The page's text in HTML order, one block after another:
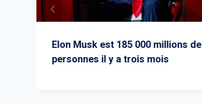
Elon Musk est 185 000 millions de
personnes il y a trois mois